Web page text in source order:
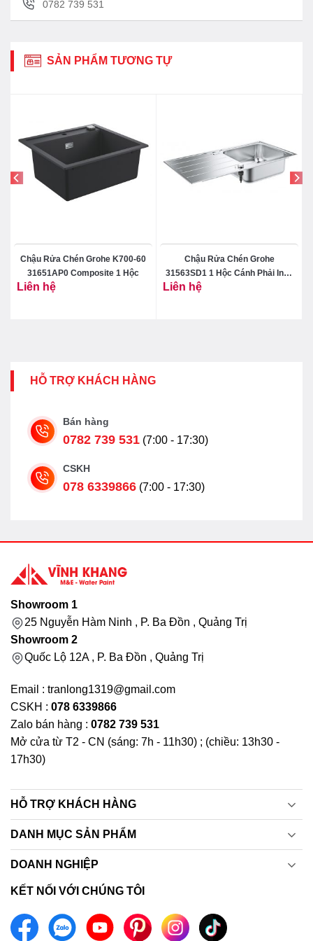
Van xả cặn tiện ích: Việc vệ sinh bình sẽ trở nên
xả cặn, sục rửa bình mà không cần phải gọi dịch
0782 739 531
SẢN PHẨM TƯƠNG TỰ
Chậu Rửa Chén Grohe K700-60
31651AP0 Composite 1 Hộc
Liên hệ
Chậu Rửa Chén Grohe
31563SD1 1 Hộc Cánh Phải Inox
Liên hệ
HỖ TRỢ KHÁCH HÀNG
Bán hàng
0782 739 531 (7:00 - 17:30)
CSKH
078 6339866 (7:00 - 17:30)
Showroom 1
25 Nguyễn Hàm Ninh , P. Ba Đồn , Quảng Trị
Showroom 2
Quốc Lộ 12A , P. Ba Đồn , Quảng Trị
Email : tranlong1319@gmail.com
CSKH : 078 6339866
Zalo bán hàng : 0782 739 531
Mở cửa từ T2 - CN (sáng: 7h - 11h30) ; (chiều: 13h30 -
17h30)
HỖ TRỢ KHÁCH HÀNG
DANH MỤC SẢN PHẨM
DOANH NGHIỆP
KẾT NỐI VỚI CHÚNG TÔI